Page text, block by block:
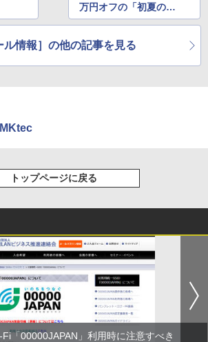
万円オフの「初夏のパ
ソコンセール」開催
ル情報］の他の記事を見る
トップページに戻る
「00000JAPAN」利用時に注意すべき